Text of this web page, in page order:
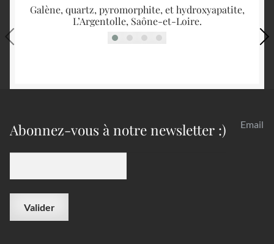
Galène, quartz, pyromorphite, et hydroxyapatite,
L’Argentolle, Saône-et-Loire.
Abonnez-vous à notre newsletter :) Email